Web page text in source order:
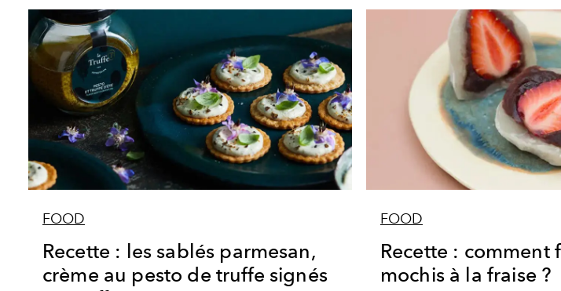
FOOD
Recette : les sablés parmesan,
crème au pesto de truffe signés
FOOD
Recette : comment
mochis à la fraise ?